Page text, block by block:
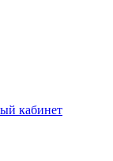
кабинет